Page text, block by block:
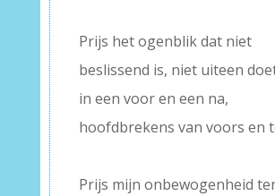
Prijs het ogenblik dat niet
beslissend is, niet uiteen
in een voor en een na,
hoofdbrekens van voors en
Prijs mijn onbewogenheid